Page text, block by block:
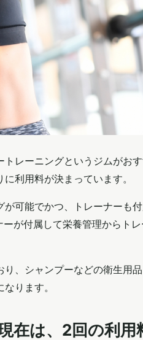
レーニングというジムがお
利用料が決まっています。
可能でかつ、トレーナーも
が付属して栄養管理からト
、シャンプーなどの衛生用
ります。
在は、2回の利